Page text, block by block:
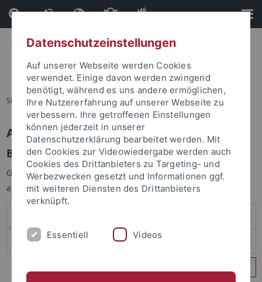
Direkt
zum
Inhalt
Direkt
zur
Fußleiste
Sie sind hier: Startseite
Anmelden
Benutzeranmeldung
Geben Sie Ihren Benutzernamen und Ihr Passwort an um sich
anzumelden:
Datenschutzeinstellungen
Auf unserer Webseite werden Cookies
verwendet. Einige davon werden zwingend
benötigt, während es uns andere ermöglichen,
Ihre Nutzererfahrung auf unserer Webseite zu
verbessern. Ihre getroffenen Einstellungen
können jederzeit in unserer
Datenschutzerklärung bearbeitet werden. Mit
den Cookies zur Videowiedergabe werden auch
Cookies des Drittanbieters zu Targeting- und
Werbezwecken gesetzt und Informationen ggf.
mit weiteren Diensten des Drittanbieters
verknüpft.
Essentiell Videos